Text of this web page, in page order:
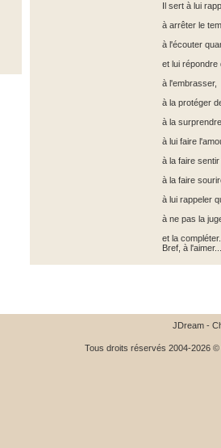
Il sert à lui
à arrêter le
à l'écouter
et lui répondre
à l'embrasser,
à la protéger
à la
à lui faire
à la faire sentir
à la faire
à lui rappeler
à ne pas la
et la compléter.
Bref, à
JDream -
Tous droits réservés 2004-2026 ©